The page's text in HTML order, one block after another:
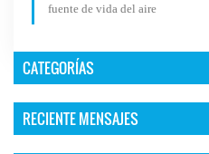
fuente de vida del aire
CATEGORÍAS
RECIENTE MENSAJES